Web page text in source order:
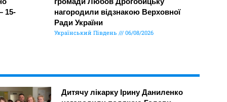
15-
нагородили відзнакою Верховної
Ради України
Український Південь 06/08/2026
Дитячу лікарку Ірину Даниленко